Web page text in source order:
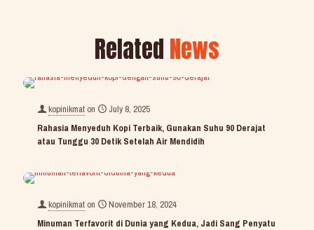
Related News
kopinikmat on
July 8, 2025
Rahasia Menyeduh Kopi Terbaik, Gunakan Suhu 90 Derajat
atau Tunggu 30 Detik Setelah Air Mendidih
kopinikmat on
November 18, 2024
Minuman Terfavorit di Dunia yang Kedua, Jadi Sang Penyatu